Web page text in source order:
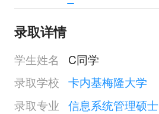
录取详情
学生姓名
C同学
录取学校 卡内基梅隆大学
录取专业 信息系统管理硕士